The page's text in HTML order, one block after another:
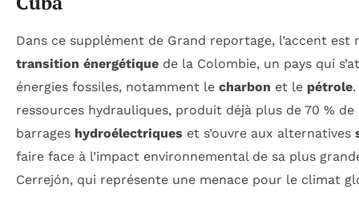
Dans ce supplément de Grand reportage, l’accent est
transition énergétique de la Colombie, un pays qui
énergies fossiles, notamment le charbon et le pétrole
ressources hydrauliques, produit déjà plus de 70 %
barrages hydroélectriques et s’ouvre aux alternatives
faire face à l’impact environnemental de sa plus
Cerrejón, qui représente une menace pour le climat